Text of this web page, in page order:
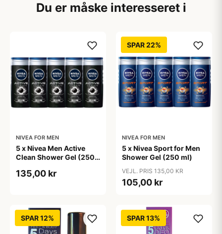
Du er måske interesseret i
NIVEA FOR MEN
5 x Nivea Men Active
Clean Shower Gel (250
135,00 kr
SPAR 22%
NIVEA FOR MEN
5 x Nivea Sport for Men
Shower Gel (250 ml)
VEJL. PRIS 135,00 KR
105,00 kr
SPAR 12% SPAR 13%